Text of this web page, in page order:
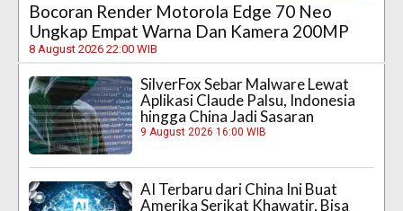
Bocoran Render Motorola Edge 70 Neo
Ungkap Empat Warna Dan Kamera 200MP
8 August 2026 22:00 WIB
SilverFox Sebar Malware Lewat
Aplikasi Claude Palsu, Indonesia
hingga China Jadi Sasaran
9 August 2026 16:00 WIB
AI Terbaru dari China Ini Buat
Amerika Serikat Khawatir, Bisa